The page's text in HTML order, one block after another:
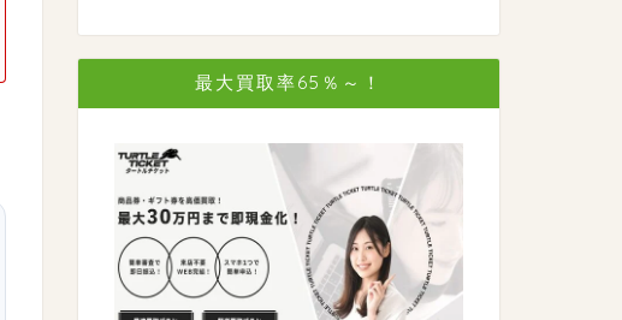
最大買取率65％～！